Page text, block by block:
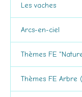
Les vaches
Arcs-en-ciel
Thèmes FE
Thèmes FE Arbre